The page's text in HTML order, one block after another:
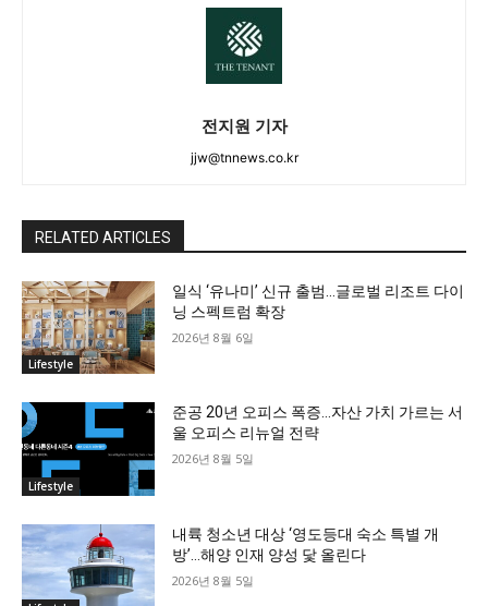
전지원 기자
jjw@tnnews.co.kr
RELATED ARTICLES
Lifestyle
일식 ‘유나미’ 신규 출범…글로벌 리조트 다이
닝 스펙트럼 확장
2026년 8월 6일
Lifestyle
준공 20년 오피스 폭증…자산 가치 가르는 서
울 오피스 리뉴얼 전략
2026년 8월 5일
내륙 청소년 대상 ‘영도등대 숙소 특별 개
방’…해양 인재 양성 닻 올린다
2026년 8월 5일